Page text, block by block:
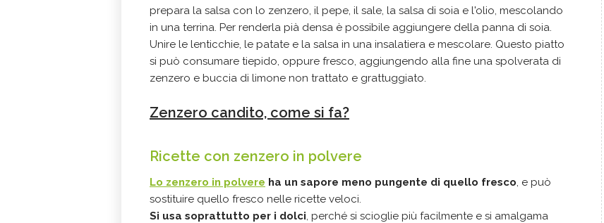
prepara la salsa con lo zenzero, il pepe, il sale, la salsa di soia e l'olio, mescolando
in una terrina. Per renderla pià densa è possibile aggiungere della panna di soia.
Unire le lenticchie, le patate e la salsa in una insalatiera e mescolare. Questo piatto
si può consumare tiepido, oppure fresco, aggiungendo alla fine una spolverata di
zenzero e buccia di limone non trattato e grattuggiato.
Zenzero candito, come si fa?
Ricette con zenzero in polvere
Lo zenzero in polvere ha un sapore meno pungente di quello fresco, e può
sostituire quello fresco nelle ricette veloci.
Si usa soprattutto per i dolci, perché si scioglie più facilmente e si amalgama